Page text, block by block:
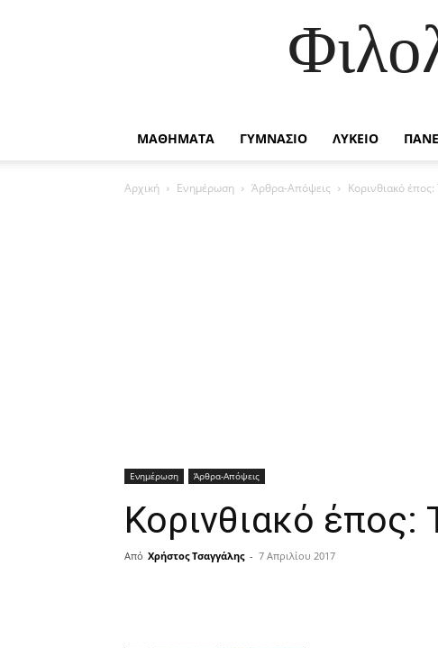
ΜΑΘΗΜΑΤΑ ΓΥΜΝΑΣΙΟ ΛΥΚΕΙΟ
Αρχική Ενημέρωση Άρθρα-Απόψεις Κορινθιακό
Ενημέρωση Άρθρα-Απόψεις
Κορινθιακό έπος:
Από Χρήστος Τσαγγάλης - 7 Απριλίου 2017